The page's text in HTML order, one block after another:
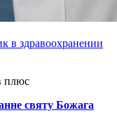
в здравоохранении
плюс
святу Божага